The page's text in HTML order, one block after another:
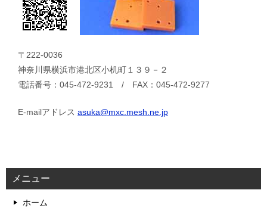
〒222-0036
神奈川県横浜市港北区小机町１３９－２
電話番号：045-472-9231 / FAX：045-472-9277
E-mailアドレス asuka@mxc.mesh.ne.jp
メニュー
ホーム